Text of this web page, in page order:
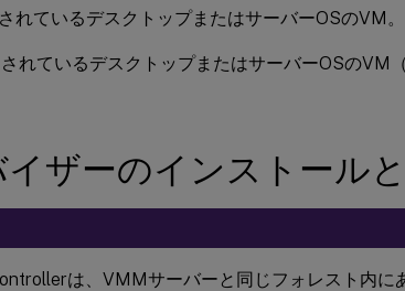
れているデスクトップまたはサーバーOSのVM。
れているデスクトップまたはサーバーOSのVM
ザーのインストール
は、VMMサーバーと同じフォレスト内に